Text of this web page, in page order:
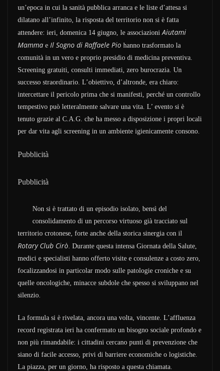
un’epoca in cui la sanità pubblica arranca e le liste d’attesa si
dilatano all’infinito, la risposta del territorio non si è fatta
attendere: ieri, domenica 14 giugno, le associazioni Aiutami
Mamma e Il Sogno di Raffaele Pio hanno trasformato la
comunità in un vero e proprio presidio di medicina preventiva.
Screening gratuiti, consulti immediati, zero burocrazia. Un
successo straordinario. L’obiettivo, d’altronde, era chiaro:
intercettare il pericolo prima che si manifesti, perché un controllo
tempestivo può letteralmente salvare una vita. L’ evento si è
tenuto grazie al C.A.G. che ha messo a disposizione i propri locali
per dar vita agli screening in un ambiente igienicamente consono.
Pubblicità
Pubblicità
Non si è trattato di un episodio isolato, bensì del
consolidamento di un percorso virtuoso già tracciato sul
territorio crotonese, forte anche della storica sinergia con il
Rotary Club Cirò . Durante questa intensa Giornata della Salute,
medici e specialisti hanno offerto visite e consulenze a costo zero,
focalizzandosi in particolar modo sulle patologie croniche e su
quelle oncologiche, minacce subdole che spesso si sviluppano nel
silenzio.
La formula si è rivelata, ancora una volta, vincente. L’affluenza
record registrata ieri ha confermato un bisogno sociale profondo e
non più rimandabile: i cittadini cercano punti di prevenzione che
siano di facile accesso, privi di barriere economiche o logistiche.
La piazza, per un giorno, ha risposto a questa chiamata.